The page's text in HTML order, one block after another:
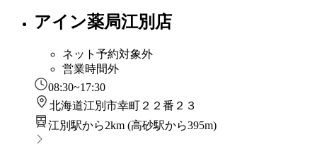
アイン薬局江別店
ネット予約対象外
営業時間外
08:30~17:30
北海道江別市幸町２２番２３
江別駅から2km (高砂駅から395m)